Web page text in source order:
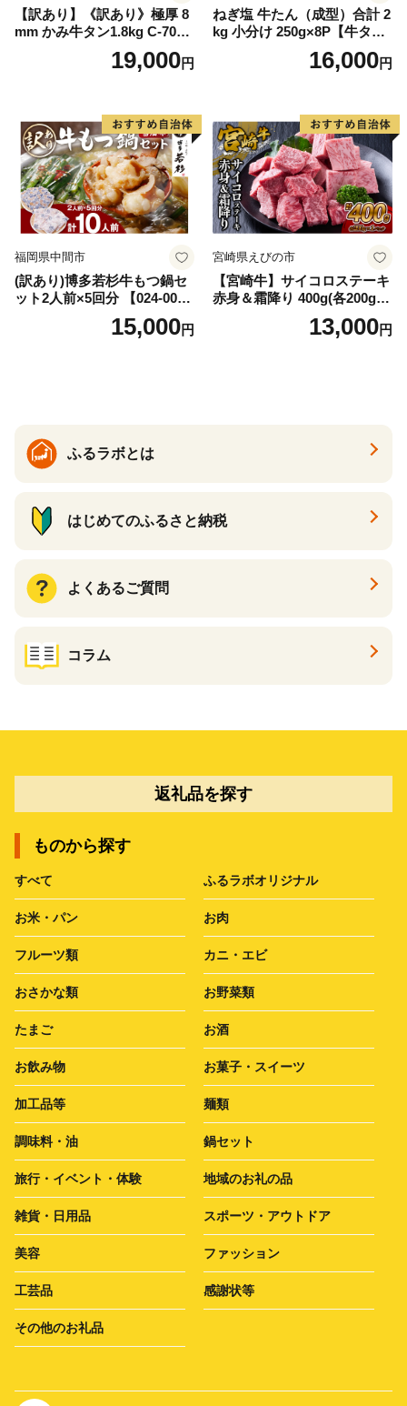
【訳あり】《訳あり》極厚 8
mm かみ牛タン1.8kg C-709-
19,000円
ねぎ塩 牛たん（成型）合計 2
kg 小分け 250g×8P【牛タン
牛肉 焼肉用 薄切り 訳あり サ
16,000円
福岡県中間市
(訳あり)博多若杉牛もつ鍋セ
ット2人前×5回分 【024-002
15,000円
宮崎県えびの市
【宮崎牛】サイコロステーキ
赤身＆霜降り 400g(各200g×
１P 計2P) 真空パック 冷凍
13,000円
ふるラボとは
はじめてのふるさと納税
よくあるご質問
コラム
返礼品を探す
ものから探す
すべて ふるラボオリジナル
お米・パン お肉
フルーツ類 カニ・エビ
おさかな類 お野菜類
たまご お酒
お飲み物 お菓子・スイーツ
加工品等 麺類
調味料・油 鍋セット
旅行・イベント・体験 地域のお礼の品
雑貨・日用品 スポーツ・アウトドア
美容 ファッション
工芸品 感謝状等
その他のお礼品